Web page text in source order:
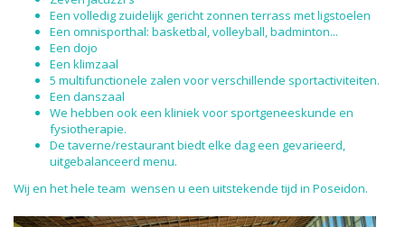
Een volledig zuidelijk gericht zonnen terrass met ligstoelen
Een omnisporthal: basketbal, volleyball, badminton...
Een dojo
Een klimzaal
5 multifunctionele zalen voor verschillende sportactiviteiten.
Een danszaal
We hebben ook een kliniek voor sportgeneeskunde en
fysiotherapie.
De taverne/restaurant biedt elke dag een gevarieerd,
uitgebalanceerd menu.
Wij en het hele team wensen u een uitstekende tijd in Poseidon.